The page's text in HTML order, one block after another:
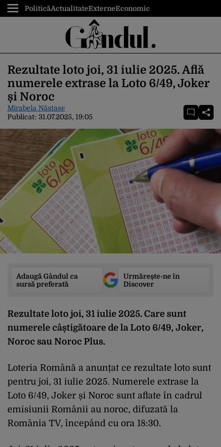
PoliticăActualitateExterneEconomic
Rezultate loto joi, 31 iulie 2025. Află
numerele extrase la Loto 6/49, Joker
și Noroc
Mirabela Năstase
Publicat: 31.07.2025, 19:05
Adaugă Gândul ca
sursă preferată
Urmărește-ne în
Discover
Rezultate loto joi, 31 iulie 2025. Care sunt
numerele câștigătoare de la Loto 6/49, Joker,
Noroc sau Noroc Plus.
Loteria Română a anunțat ce rezultate loto sunt
pentru joi, 31 iulie 2025. Numerele extrase la
Loto 6/49, Joker și Noroc sunt aflate în cadrul
emisiunii Românii au noroc, difuzată la
România TV, începând cu ora 18:30.